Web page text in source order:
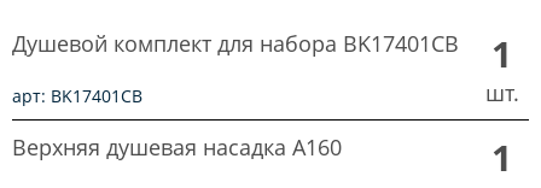
Душевой комплект для набора BK17401CB
арт: BK17401CB
1
шт.
Верхняя душевая насадка A160
1